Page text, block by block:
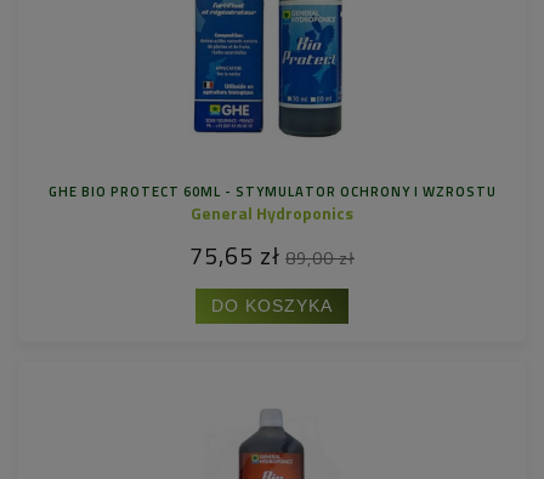
GHE BIO PROTECT 60ML - STYMULATOR OCHRONY I WZROSTU
General Hydroponics
75,65 zł 89,00 zł
DO KOSZYKA